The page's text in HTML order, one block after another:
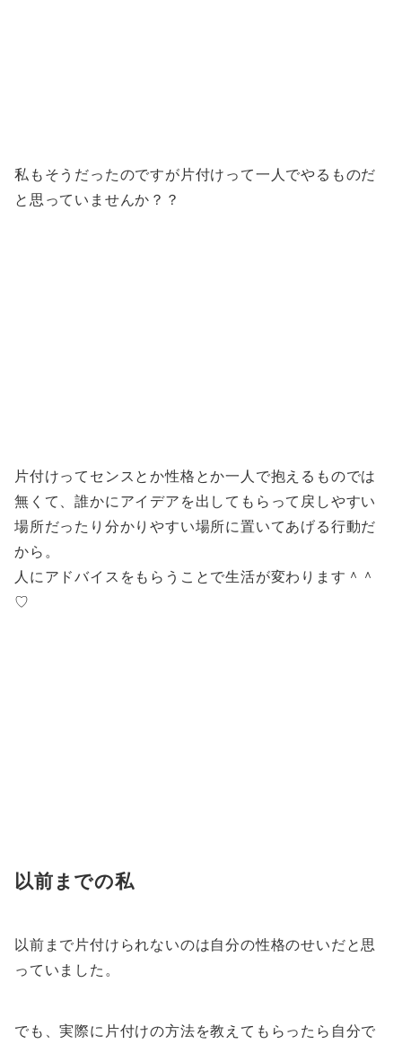
私もそうだったのですが片付けって一人でやるものだ
と思っていませんか？？
片付けってセンスとか性格とか一人で抱えるものでは
無くて、誰かにアイデアを出してもらって戻しやすい
場所だったり分かりやすい場所に置いてあげる行動だ
から。
人にアドバイスをもらうことで生活が変わります＾＾
♡
以前までの私
以前まで片付けられないのは自分の性格のせいだと思
っていました。
でも、実際に片付けの方法を教えてもらったら自分で